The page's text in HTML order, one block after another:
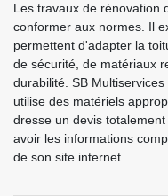
Les travaux de rénovation
conformer aux normes. Il
permettent d'adapter la
de sécurité, de matériaux
durabilité. SB
utilise des matériels
dresse un devis
avoir les informations
de son site internet.